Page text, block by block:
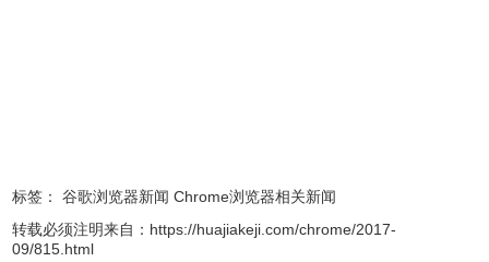
将会自动拦截恶意的网络请求，并弹出提示：是否启动隔离
模式。在谷歌浏览器32位的隔离模式下，木马病毒网页在封
闭的虚拟环境中运行，所以将无法感染真实的计算机系统，
标签： 谷歌浏览器新闻 Chrome浏览器相关新闻
转载必须注明来自： https://huajiakeji.com/chrome/2017-
09/815.html